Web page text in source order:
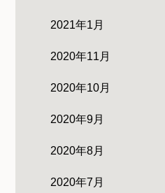
2021年1月
2020年11月
2020年10月
2020年9月
2020年8月
2020年7月